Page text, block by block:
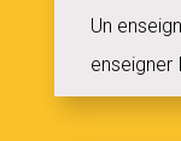
Un
enseigner